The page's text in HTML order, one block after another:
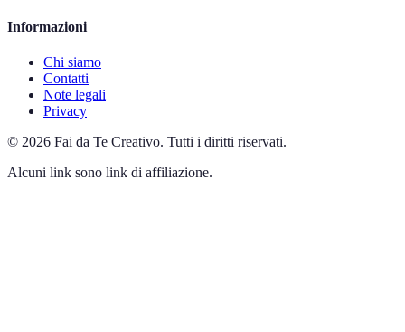
Informazioni
Chi siamo
Contatti
Note legali
Privacy
© 2026 Fai da Te Creativo. Tutti i diritti riservati.
Alcuni link sono link di affiliazione.